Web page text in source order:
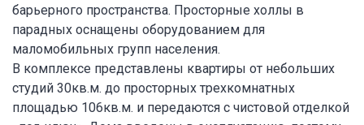
барьерного пространства. Просторные холлы в
парадных оснащены оборудованием для
маломобильных групп населения.
В комплексе представлены квартиры от небольших
студий 30кв.м. до просторных трехкомнатных
площадью 106кв.м. и передаются с чистовой отделкой